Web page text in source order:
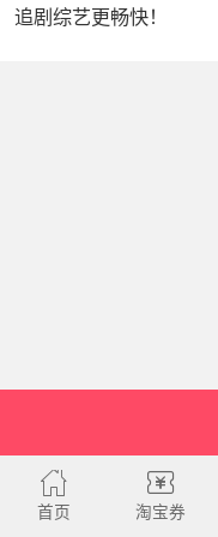
追剧综艺更畅快！
首页 淘宝券